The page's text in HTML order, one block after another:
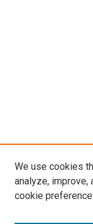
We use cookies
analyze, improve,
cookie